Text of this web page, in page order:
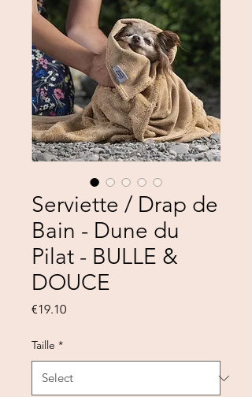
Serviette / Drap de
Bain - Dune du
Pilat - BULLE &
DOUCE
€19.10Price
Taille *